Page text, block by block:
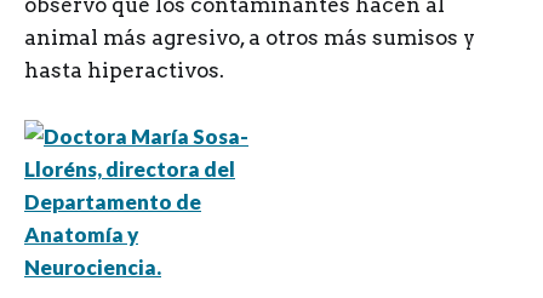
observó que los contaminantes hacen al
animal más agresivo, a otros más sumisos y
hasta hiperactivos.